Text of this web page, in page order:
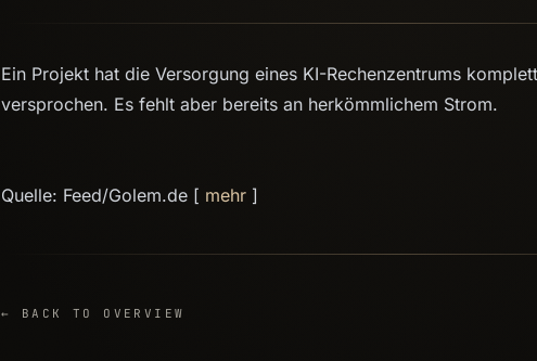
Ein Projekt hat die Versorgung eines KI-Rechenzentrums
versprochen. Es fehlt aber bereits an herkömmlichem Strom.
Quelle: Feed/Golem.de [ mehr ]
← BACK TO OVERVIEW